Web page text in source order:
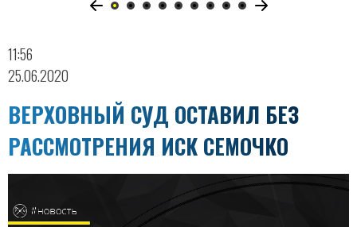
11:56
25.06.2020
ВЕРХОВНЫЙ СУД ОСТАВИЛ БЕЗ
РАССМОТРЕНИЯ ИСК СЕМОЧКО